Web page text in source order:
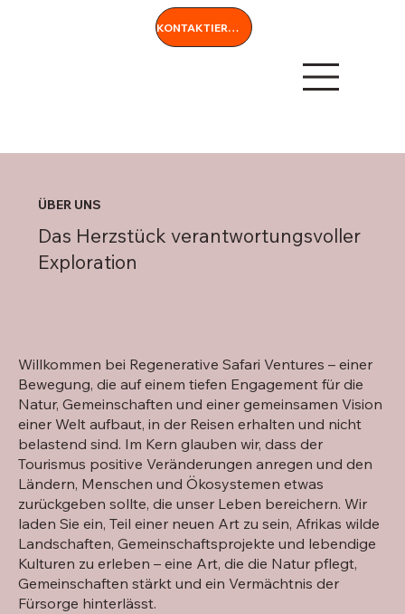
KONTAKTIEREN SIE UNS
ÜBER UNS
Das Herzstück verantwortungsvoller
Exploration
Willkommen bei Regenerative Safari Ventures – einer
Bewegung, die auf einem tiefen Engagement für die
Natur, Gemeinschaften und einer gemeinsamen Vision
einer Welt aufbaut, in der Reisen erhalten und nicht
belastend sind. Im Kern glauben wir, dass der
Tourismus positive Veränderungen anregen und den
Ländern, Menschen und Ökosystemen etwas
zurückgeben sollte, die unser Leben bereichern. Wir
laden Sie ein, Teil einer neuen Art zu sein, Afrikas wilde
Landschaften, Gemeinschaftsprojekte und lebendige
Kulturen zu erleben – eine Art, die die Natur pflegt,
Gemeinschaften stärkt und ein Vermächtnis der
Fürsorge hinterlässt.